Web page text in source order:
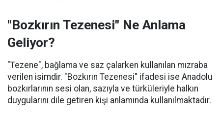
"Bozkırın Tezenesi" Ne Anlama
Geliyor?
"Tezene", bağlama ve saz çalarken kullanılan mızraba
verilen isimdir. "Bozkırın Tezenesi" ifadesi ise Anadolu
bozkırlarının sesi olan, sazıyla ve türküleriyle halkın
duygularını dile getiren kişi anlamında kullanılmaktadır.